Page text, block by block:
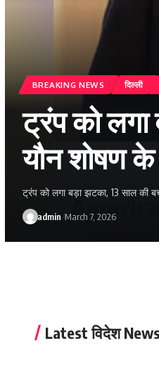
BREAKING NEWS दिल्ली
ट्रंप को
यौन शोषण के
ट्रंप को लगा बड़ा झटका, 13 साल की
admin March 7, 2026
Latest विदेश